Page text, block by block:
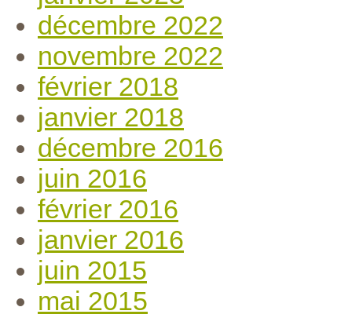
décembre 2022
novembre 2022
février 2018
janvier 2018
décembre 2016
juin 2016
février 2016
janvier 2016
juin 2015
mai 2015